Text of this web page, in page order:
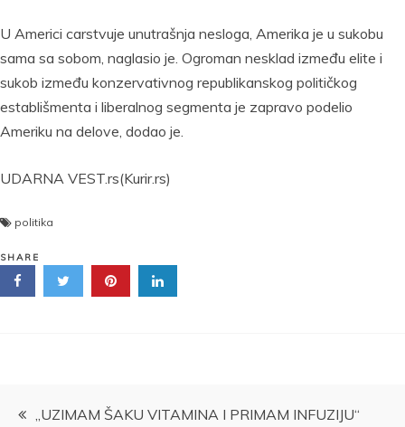
U Americi carstvuje unutrašnja nesloga, Amerika je u sukobu
sama sa sobom, naglasio je. Ogroman nesklad između elite i
sukob između konzervativnog republikanskog političkog
establišmenta i liberalnog segmenta je zapravo podelio
Ameriku na delove, dodao je.
UDARNA VEST.rs(Kurir.rs)
politika
SHARE
Kretanje
„UZIMAM ŠAKU VITAMINA I PRIMAM INFUZIJU“